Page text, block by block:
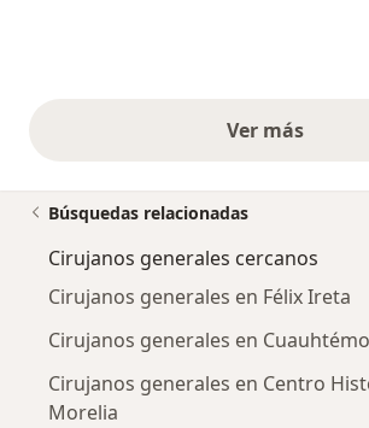
Ver másopiniones
Búsquedas relacionadas
Cirujanos generales cercanos
Cirujanos generales en Félix Ireta
Cirujanos generales en
Cirujanos generales en Centro
Morelia